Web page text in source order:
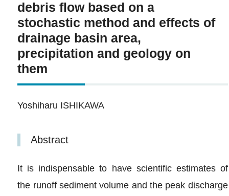
debris flow based on a
stochastic method and effects of
drainage basin area,
precipitation and geology on
them
Yoshiharu ISHIKAWA
Abstract
It is indispensable to have scientific estimates of
the runoff sediment volume and the peak discharge